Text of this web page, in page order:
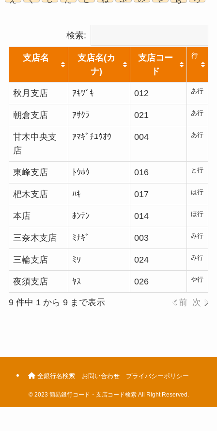
検索:
支店名
支店名(カ
ナ)
支店コー
ド
行
秋月支店 ｱｷﾂﾞｷ 012 あ行
朝倉支店 ｱｻｸﾗ 021 あ行
甘木中央支
店
ｱﾏｷﾞﾁﾕｳｵｳ 004 あ行
東峰支店 ﾄｳﾎｳ 016 と行
杷木支店 ﾊｷ 017 は行
本店 ﾎﾝﾃﾝ 014 ほ行
三奈木支店 ﾐﾅｷﾞ 003 み行
三輪支店 ﾐﾜ 024 み行
夜須支店 ﾔｽ 026 や行
9 件中 1 から 9 まで表示 前 次
全銀行名検索 お問い合わせ プライバシーポリシー
©2023 簡易銀行コード・支店コード検索 All Right Reserved.